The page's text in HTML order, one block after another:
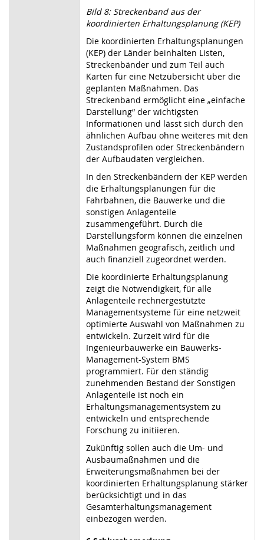
Bild 8: Streckenband aus der
koordinierten Erhaltungsplanung (KEP)
Die koordinierten Erhaltungsplanungen
(KEP) der Länder beinhalten Listen,
Streckenbänder und zum Teil auch
Karten für eine Netzübersicht über die
geplanten Maßnahmen. Das
Streckenband ermöglicht eine „einfache
Darstellung“ der wichtigsten
Informationen und lässt sich durch den
ähnlichen Aufbau ohne weiteres mit den
Zustandsprofilen oder Streckenbändern
der Aufbaudaten vergleichen.
In den Streckenbändern der KEP werden
die Erhaltungsplanungen für die
Fahrbahnen, die Bauwerke und die
sonstigen Anlagenteile
zusammengeführt. Durch die
Darstellungsform können die einzelnen
Maßnahmen geografisch, zeitlich und
auch finanziell zugeordnet werden.
Die koordinierte Erhaltungsplanung
zeigt die Notwendigkeit, für alle
Anlagenteile rechnergestützte
Managementsysteme für eine netzweit
optimierte Auswahl von Maßnahmen zu
entwickeln. Zurzeit wird für die
Ingenieurbauwerke ein Bauwerks-
Management-System BMS
programmiert. Für den ständig
zunehmenden Bestand der Sonstigen
Anlagenteile ist noch ein
Erhaltungsmanagementsystem zu
entwickeln und entsprechende
Forschung zu initiieren.
Zukünftig sollen auch die Um- und
Ausbaumaßnahmen und die
Erweiterungsmaßnahmen bei der
koordinierten Erhaltungsplanung stärker
berücksichtigt und in das
Gesamterhaltungsmanagement
einbezogen werden.